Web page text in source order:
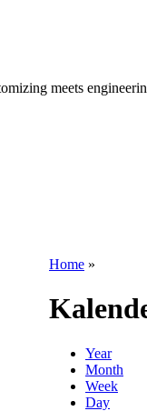
meets
Home »
Year
Month
Week
Day